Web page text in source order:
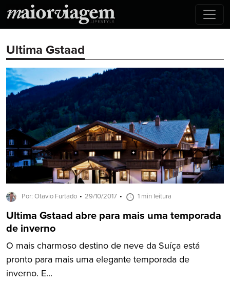
Ultima Gstaad
Por: Otavio Furtado 29/10/2017 1 min leitura
Ultima Gstaad abre para mais uma temporada
de inverno
O mais charmoso destino de neve da Suíça está
pronto para mais uma elegante temporada de
inverno. E...